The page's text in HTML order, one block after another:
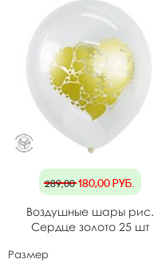
289,00180,00руб.
Воздушные шары рис.
Сердце золото 25 шт
Размер